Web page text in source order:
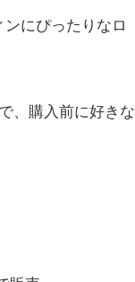
にぴったりなロ
、購入前に好きな